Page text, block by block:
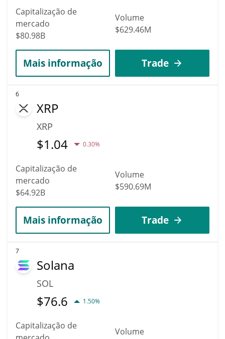
Capitalização de
mercado
$80.98B
Volume
$629.46M
Mais informação Trade
6
XRP
XRP
$1.04 0.30%
Capitalização de
mercado
$64.92B
Volume
$590.69M
Mais informação Trade
7
Solana
SOL
$76.6 1.50%
Capitalização de
Volume